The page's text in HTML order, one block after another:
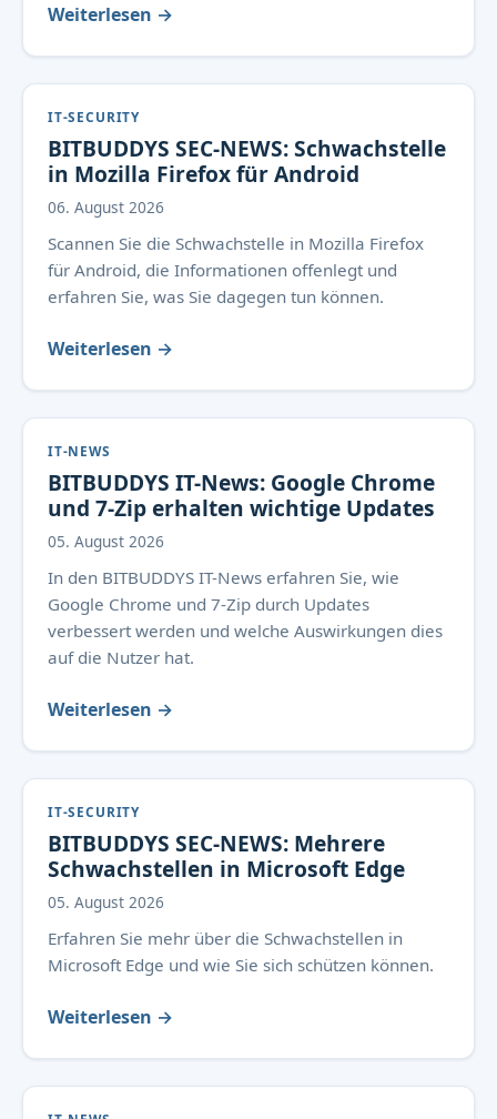
Weiterlesen →
IT-SECURITY
BITBUDDYS SEC-NEWS: Schwachstelle
in Mozilla Firefox für Android
06. August 2026
Scannen Sie die Schwachstelle in Mozilla Firefox
für Android, die Informationen offenlegt und
erfahren Sie, was Sie dagegen tun können.
Weiterlesen →
IT-NEWS
BITBUDDYS IT-News: Google Chrome
und 7-Zip erhalten wichtige Updates
05. August 2026
In den BITBUDDYS IT-News erfahren Sie, wie
Google Chrome und 7-Zip durch Updates
verbessert werden und welche Auswirkungen dies
auf die Nutzer hat.
Weiterlesen →
IT-SECURITY
BITBUDDYS SEC-NEWS: Mehrere
Schwachstellen in Microsoft Edge
05. August 2026
Erfahren Sie mehr über die Schwachstellen in
Microsoft Edge und wie Sie sich schützen können.
Weiterlesen →